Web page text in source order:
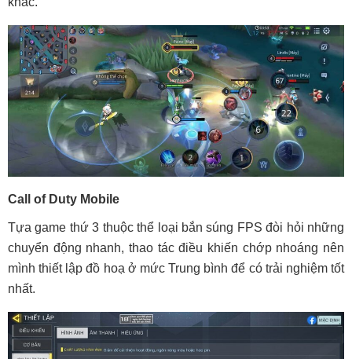
Call of Duty Mobile
Tựa game thứ 3 thuộc thể loại bắn súng FPS đòi hỏi những
chuyển động nhanh, thao tác điều khiến chớp nhoáng nên
mình thiết lập đồ hoạ ở mức Trung bình để có trải nghiệm tốt
nhất.